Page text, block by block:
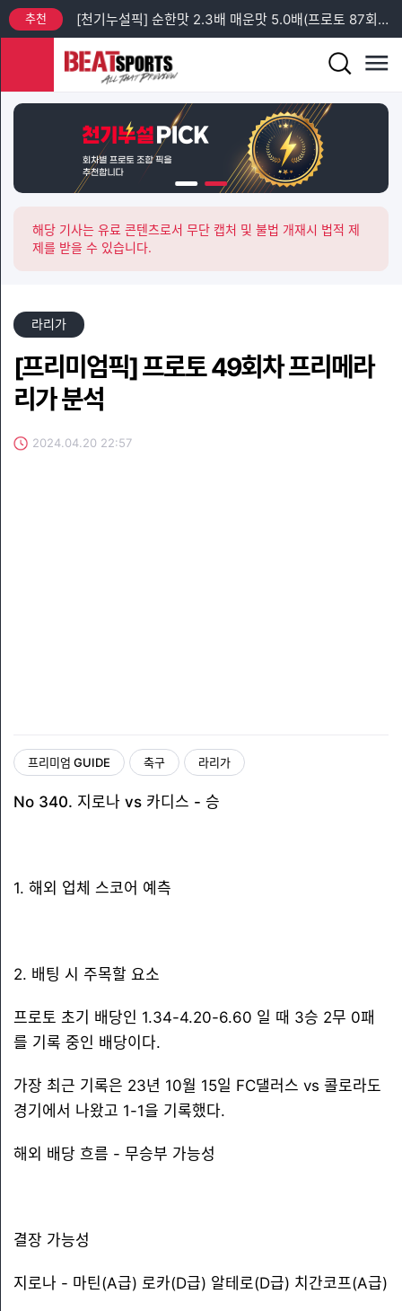
추천 [프리미엄픽] 프로토 88회차 엘리테세리엔 + 챔피언스리그 예선 분석
[프리미엄픽] 프로토 93회차 토요일 새벽 축구 3경기 분석
추천
[프리미엄픽] 프로토 92회차 금요일 K리그2 분석
추천 [천기누설픽] 순한맛 2.3배 매운맛 5.0배(프로토 87회차 일요일)
해당 기사는 유료 콘텐츠로서 무단 캡처 및 불법 개재시 법적 제
제를 받을 수 있습니다.
라리가
[프리미엄픽] 프로토 49회차 프리메라
리가 분석
2024.04.20 22:57
프리미엄 GUIDE 축구 라리가
No 340. 지로나 vs 카디스 - 승
1. 해외 업체 스코어 예측
2. 배팅 시 주목할 요소
프로토 초기 배당인 1.34-4.20-6.60 일 때 3승 2무 0패
를 기록 중인 배당이다.
가장 최근 기록은 23년 10월 15일 FC댈러스 vs 콜로라도
경기에서 나왔고 1-1을 기록했다.
해외 배당 흐름 - 무승부 가능성
결장 가능성
지로나 - 마틴(A급) 로카(D급) 알테로(D급) 치간코프(A급)